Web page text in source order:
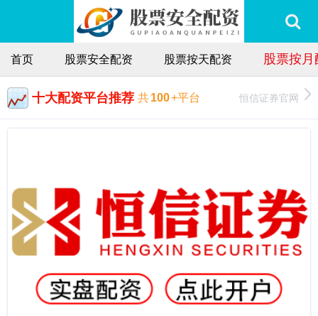
首页 股票安全配资 股票按天配资 股票按
十大配资平台推荐 共100+平台 恒信证券官网